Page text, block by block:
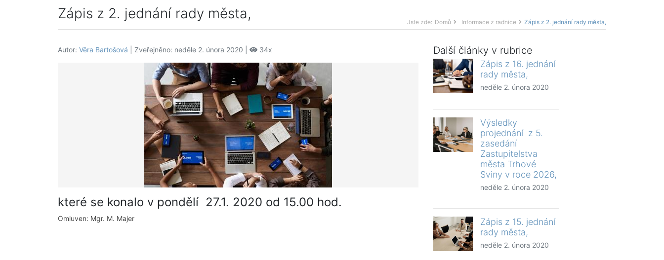
Zápis z 2. jednání rady města,
Jste zde: Domů Informace z radnice Zápis z 2. jednání rady města,
Autor: Věra Bartošová | Zveřejněno: neděle 2. února 2020 | 34x
které se konalo v pondělí 27.1. 2020 od 15.00 hod.
Omluven: Mgr. M. Majer
Další články v rubrice
Zápis z 16. jednání
rady města,
neděle 2. února 2020
Výsledky
projednání z 5.
zasedání
Zastupitelstva
města Trhové
Sviny v roce 2026,
neděle 2. února 2020
Zápis z 15. jednání
rady města,
neděle 2. února 2020